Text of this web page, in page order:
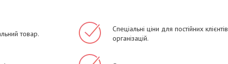
товар.
Спеціальні ціни для постійних
організацій.